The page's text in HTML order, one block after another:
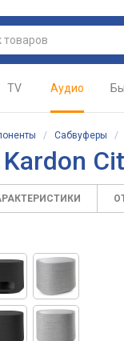
TV Аудио
/ Сабвуферы /